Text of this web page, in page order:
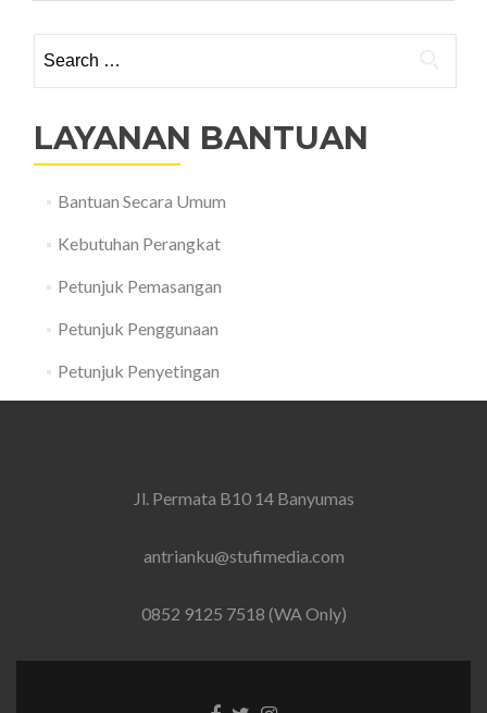
Program
for:
LAYANAN BANTUAN
Bantuan Secara Umum
Kebutuhan Perangkat
Petunjuk Pemasangan
Petunjuk Penggunaan
Petunjuk Penyetingan
Jl. Permata B10 14 Banyumas
antrianku@stufimedia.com
0852 9125 7518 (WA Only)